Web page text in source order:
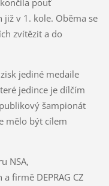
pouť
již v 1. kole. Oběma se
zvítězit a do
jediné medaile
jedince je dílčím
šampionát
mělo být cílem
NSA,
firmě DEPRAG CZ